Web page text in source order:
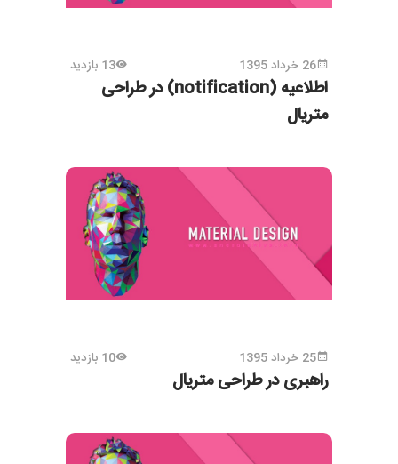
26 خرداد 1395 13 بازدید
اطلاعیه (notification) در طراحی
متریال
25 خرداد 1395 10 بازدید
راهبری در طراحی متریال